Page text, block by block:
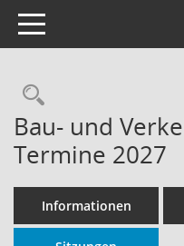
Toggle navigation
Bau- und
Termine 2027
Informationen